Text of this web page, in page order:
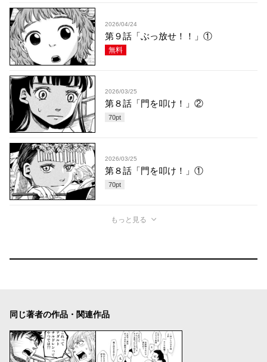
2026/04/24
第９話「ぶっ放せ！！」①
無料
2026/03/25
第８話「門を叩け！」②
70pt
2026/03/25
第８話「門を叩け！」①
70pt
もっと見る
同じ著者の作品・関連作品